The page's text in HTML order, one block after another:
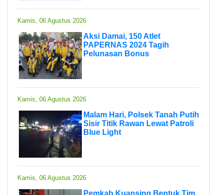
Kamis, 06 Agustus 2026
Aksi Damai, 150 Atlet
PAPERNAS 2024 Tagih
Pelunasan Bonus
Kamis, 06 Agustus 2026
Malam Hari, Polsek Tanah Putih
Sisir Titik Rawan Lewat Patroli
Blue Light
Kamis, 06 Agustus 2026
Pemkab Kuansing Bentuk Tim